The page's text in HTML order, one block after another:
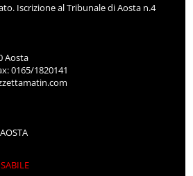
Iscrizione al Tribunale di Aosta n.4
Aosta
0165/1820141